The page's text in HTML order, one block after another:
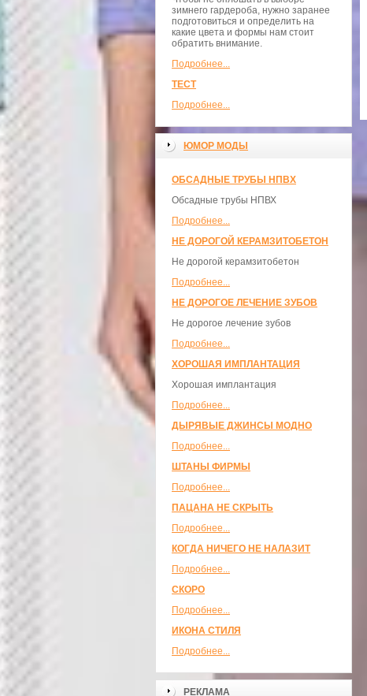
зимнего гардероба, нужно заранее
подготовиться и определить на
какие цвета и формы нам стоит
обратить внимание.
Подробнее...
ТЕСТ
Подробнее...
ЮМОР МОДЫ
ОБСАДНЫЕ ТРУБЫ НПВХ
Обсадные трубы НПВХ
Подробнее...
НЕ ДОРОГОЙ КЕРАМЗИТОБЕТОН
Не дорогой керамзитобетон
Подробнее...
НЕ ДОРОГОЕ ЛЕЧЕНИЕ ЗУБОВ
Не дорогое лечение зубов
Подробнее...
ХОРОШАЯ ИМПЛАНТАЦИЯ
Хорошая имплантация
Подробнее...
ДЫРЯВЫЕ ДЖИНСЫ МОДНО
Подробнее...
ШТАНЫ ФИРМЫ
Подробнее...
ПАЦАНА НЕ СКРЫТЬ
Подробнее...
КОГДА НИЧЕГО НЕ НАЛАЗИТ
Подробнее...
СКОРО
Подробнее...
ИКОНА СТИЛЯ
Подробнее...
РЕКЛАМА